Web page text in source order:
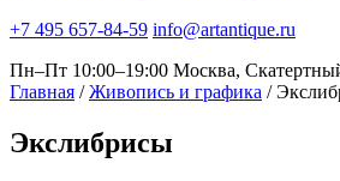
+7 495 657-84-59 info@artantique.ru
Пн–Пт 10:00–19:00 Москва,
Главная / Живопись и графика /
Экслибрисы